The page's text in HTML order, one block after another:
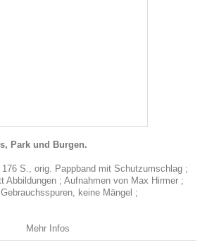
Park und Burgen.
176 S., orig. Pappband mit Schutzumschlag ;
Abbildungen ; Aufnahmen von Max Hirmer ;
keine Mängel ;
Mehr Infos